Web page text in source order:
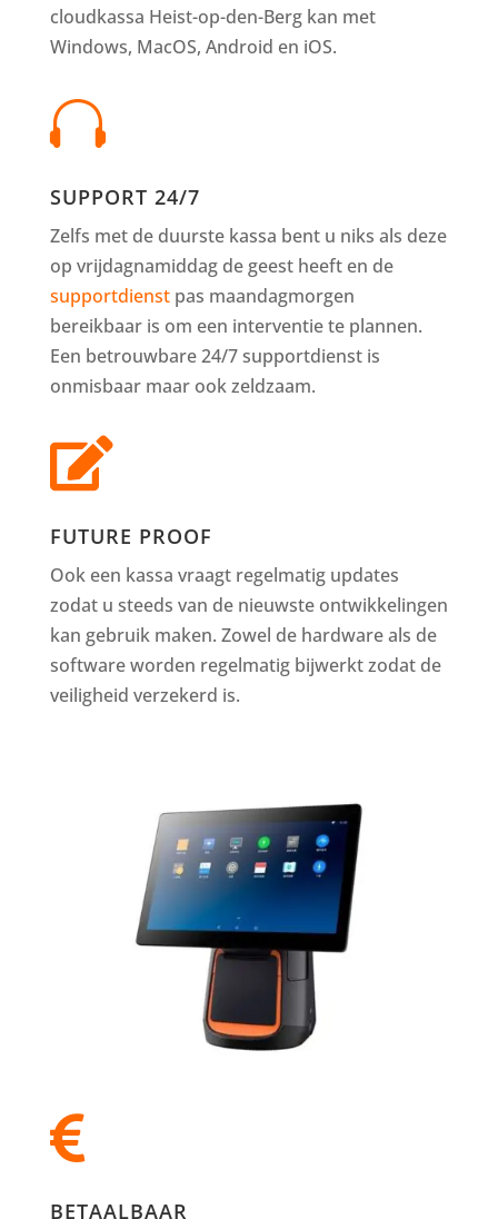
cloudkassa Heist-op-den-Berg kan met
Windows, MacOS, Android en iOS.

SUPPORT 24/7
Zelfs met de duurste kassa bent u niks als deze
op vrijdagnamiddag de geest heeft en de
supportdienstpas maandagmorgen
bereikbaar is om een interventie te plannen.
Een betrouwbare 24/7 supportdienst is
onmisbaar maar ook zeldzaam.

FUTURE PROOF
Ook een kassa vraagt regelmatig updates
zodat u steeds van de nieuwste ontwikkelingen
kan gebruik maken. Zowel de hardware als de
software worden regelmatig bijwerkt zodat de
veiligheid verzekerd is.

BETAALBAAR